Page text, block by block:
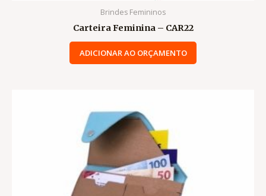
Brindes Femininos
Carteira Feminina – CAR22
ADICIONAR AO ORÇAMENTO